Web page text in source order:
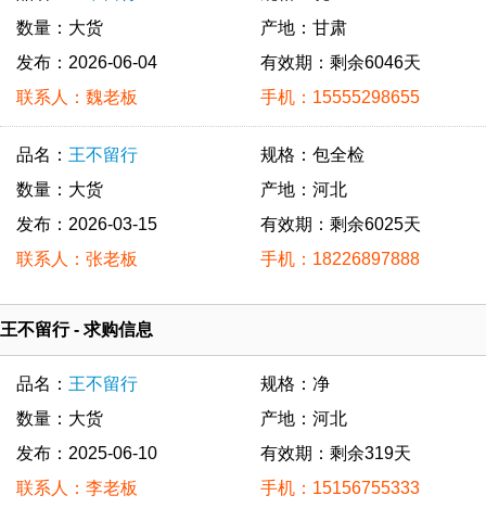
数量：大货
发布：2026-06-04
联系人：魏老板
产地：甘肃
有效期：剩余6046天
手机：15555298655
品名： 王不留行
数量：大货
发布：2026-03-15
联系人：张老板
规格：包全检
产地：河北
有效期：剩余6025天
手机：18226897888
王不留行 - 求购信息
品名： 王不留行
数量：大货
发布：2025-06-10
联系人：李老板
规格：净
产地：河北
有效期：剩余319天
手机：15156755333